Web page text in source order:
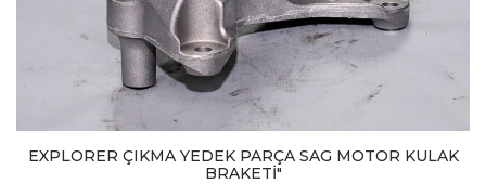
EXPLORER ÇIKMA YEDEK PARÇA SAG MOTOR KULAK
BRAKETİ"